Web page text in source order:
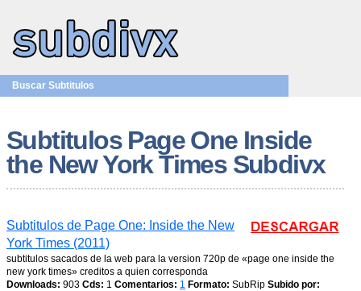
Buscar Subtitulos
Subtitulos Page One Inside
the New York Times Subdivx
Subtitulos de Page One: Inside the New
York Times (2011)
subtitulos sacados de la web para la version 720p de «page one inside the
new york times» creditos a quien corresponda
Downloads: 903 Cds: 1 Comentarios: 1 Formato: SubRip Subido por: